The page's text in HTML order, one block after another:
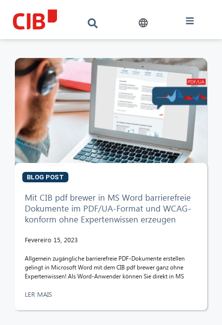
BLOG POST
Mit CIB pdf brewer in MS Word barrierefreie
Dokumente im PDF/UA-Format und WCAG-
konform ohne Expertenwissen erzeugen
Fevereiro 15, 2023
Allgemein zugängliche barrierefreie PDF-Dokumente erstellen
gelingt in Microsoft Word mit dem CIB pdf brewer ganz ohne
Expertenwissen! Als Word-Anwender können Sie direkt in MS
LER MAIS
Olá! O que posso fazer por si?